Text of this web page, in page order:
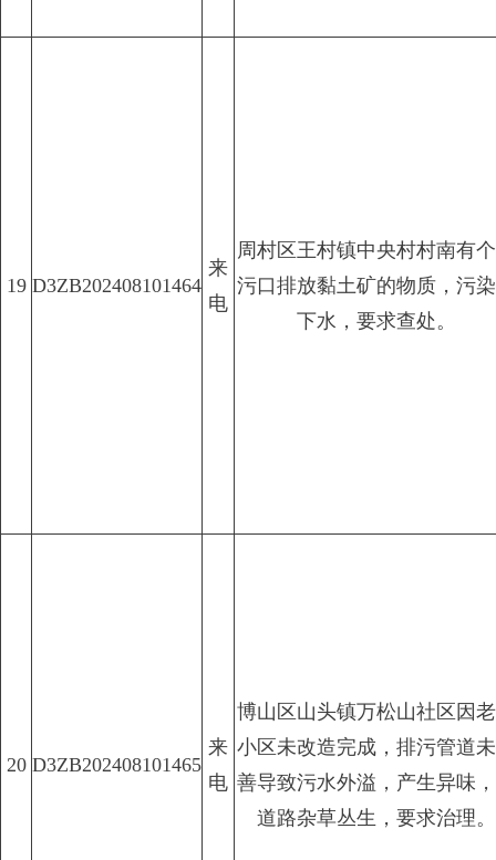
19 D3ZB202408101464
来
电
周村区王村镇中央村村南有
污口排放黏土矿的物质，污
下水，要求查处。
20 D3ZB202408101465
来
电
博山区山头镇万松山社区因
小区未改造完成，排污管道
善导致污水外溢，产生异味
道路杂草丛生，要求治理。